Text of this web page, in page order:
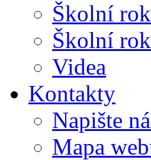
Školní
Školní
Videa
Kontakty
Napište
Mapa